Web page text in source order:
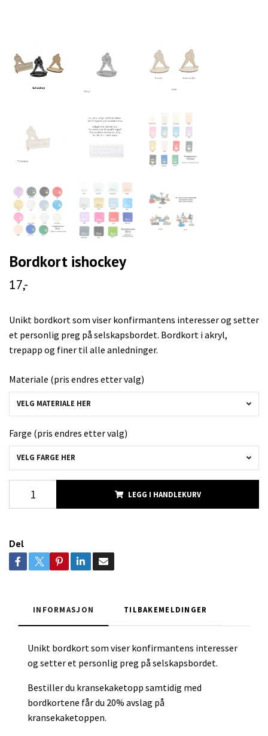
Bordkort ishockey
17,-
Unikt bordkort som viser konfirmantens interesser og setter
et personlig preg på selskapsbordet. Bordkort i akryl,
trepapp og finer til alle anledninger.
Materiale (pris endres etter valg)
VELG MATERIALE HER
Farge (pris endres etter valg)
VELG FARGE HER
LEGG I HANDLEKURV
Del
INFORMASJON TILBAKEMELDINGER
Unikt bordkort som viser konfirmantens interesser
og setter et personlig preg på selskapsbordet.
Bestiller du kransekaketopp samtidig med
bordkortene får du 20% avslag på
kransekaketoppen.